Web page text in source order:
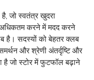
जो स्वतंत्र खुदरा
करने में मदद करने
है। सदस्यों को बेहतर क्लब
समर्थन और श्रेणी अंतर्दृष्टि और
है जो स्टोर में फुटफॉल बढ़ाने